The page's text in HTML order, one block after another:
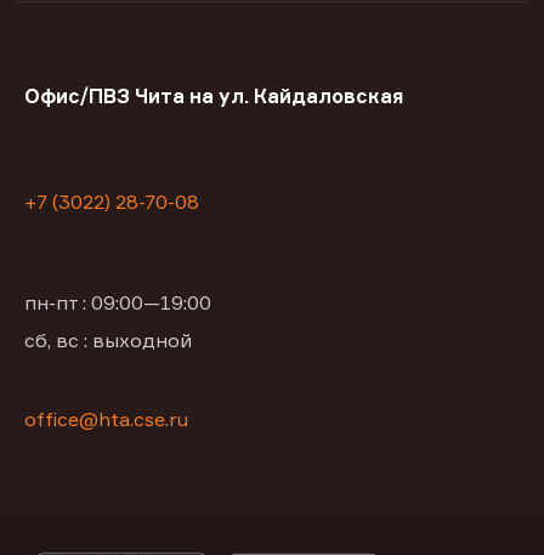
Офис/ПВЗ Чита на ул. Кайдаловская
+7 (3022) 28-70-08
пн-пт : 09:00—19:00
сб, вс : выходной
office@hta.cse.ru